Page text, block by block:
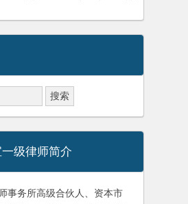
级律师简介
事务所高级合伙人、资本市